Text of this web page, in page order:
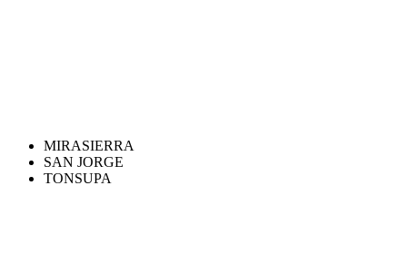
MIRASIERRA
SAN JORGE
TONSUPA